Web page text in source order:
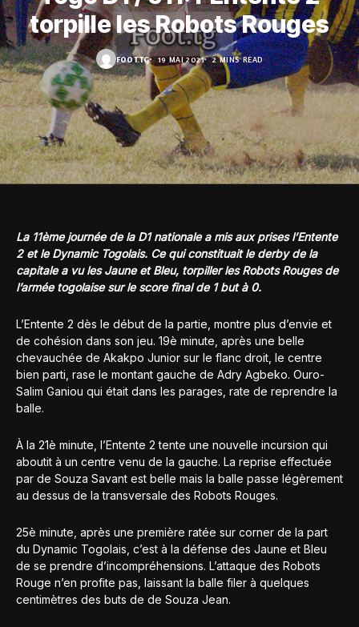
torpille les Robots Rouges
FOOT.TG 19 MAI 2021 2 MINS READ
La 11ème journée de la D1 nationale a mis aux prises l’Entente
2 et le Dynamic Togolais. Ce qui constituait le derby de la
capitale a vu les Jaune et Bleu, torpiller les Robots Rouges de
l’armée togolaise sur le score final de 1 but à 0.
L’Entente 2 dès le début de la partie, montre plus d’envie et
de cohésion dans son jeu. 19è minute, après une belle
chevauchée de Akakpo Junior sur le flanc droit, le centre
bien parti, rase le montant gauche de Adry Agbeko. Ouro-
Salim Ganiou qui était dans les parages, rate de reprendre la
balle.
À la 21è minute, l’Entente 2 tente une nouvelle incursion qui
aboutit à un centre venu de la gauche. La reprise effectuée
par de Souza Savant est belle mais la balle passe légèrement
au dessus de la transversale des Robots Rouges.
25è minute, après une première ratée sur corner de la part
du Dynamic Togolais, c’est à la défense des Jaune et Bleu
de se prendre d’incompréhensions. L’attaque des Robots
Rouge n’en profite pas, laissant la balle filer à quelques
centimètres des buts de de Souza Jean.